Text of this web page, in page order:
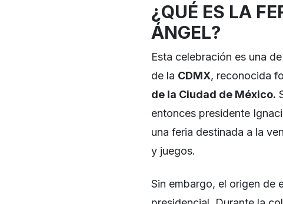
¿QUÉ ES LA
ÁNGEL?
Esta celebración es una
de la CDMX, reconocida
de la Ciudad de México.
entonces presidente
una feria destinada a la
y juegos.
Sin embargo, el origen de